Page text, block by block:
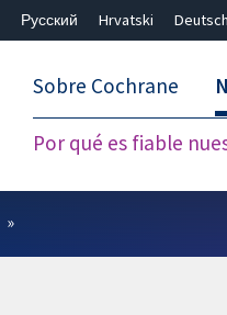
Русский Hrvatski Deutsch
Sobre Cochrane
Por qué es fiable